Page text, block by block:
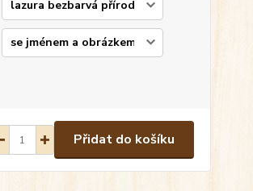
Přidat do košíku